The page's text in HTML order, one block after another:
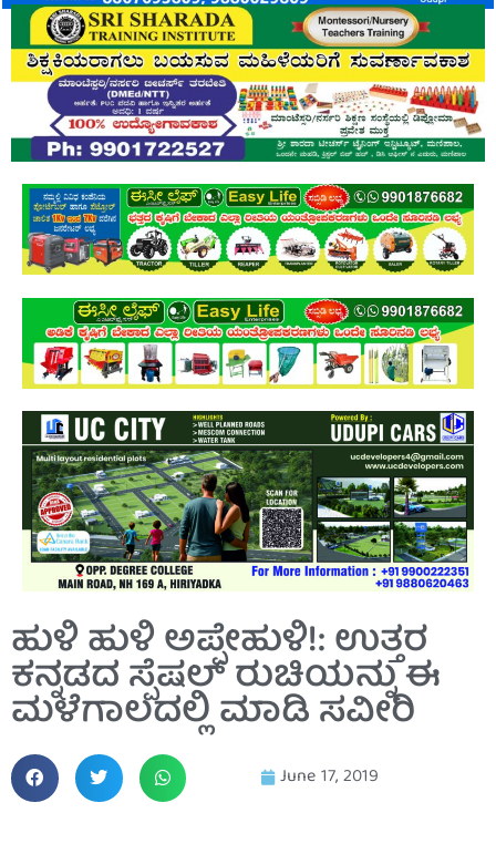
ಹುಳಿ ಹುಳಿ ಅಪ್ಪೇಹುಳಿ!: ಉತ್ತರ
ಕನ್ನಡದ ಸ್ಪೆಷಲ್ ರುಚಿಯನ್ನು ಈ
ಮಳೆಗಾಲದಲ್ಲಿ ಮಾಡಿ ಸವೀರಿ
June 17, 2019